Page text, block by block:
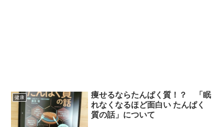
健康
痩せるならたんぱく質！？ 「眠
れなくなるほど面白い たんぱく
質の話」について